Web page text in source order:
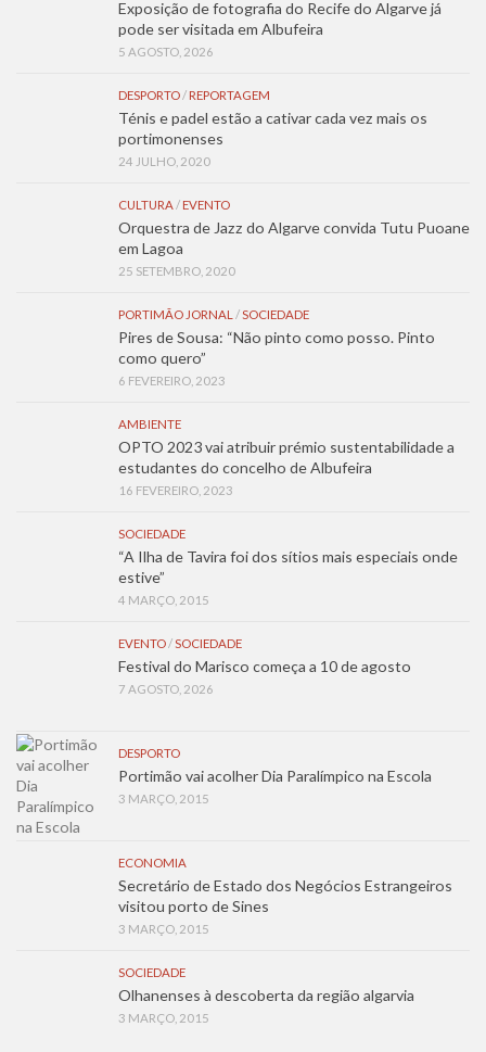
Exposição de fotografia do Recife do Algarve já
pode ser visitada em Albufeira
5 AGOSTO, 2026
DESPORTO/ REPORTAGEM
Ténis e padel estão a cativar cada vez mais os
portimonenses
24 JULHO, 2020
CULTURA/ EVENTO
Orquestra de Jazz do Algarve convida Tutu Puoane
em Lagoa
25 SETEMBRO, 2020
PORTIMÃO JORNAL /SOCIEDADE
Pires de Sousa: “Não pinto como posso. Pinto
como quero”
6 FEVEREIRO, 2023
AMBIENTE
OPTO 2023 vai atribuir prémio sustentabilidade a
estudantes do concelho de Albufeira
16 FEVEREIRO, 2023
SOCIEDADE
“A Ilha de Tavira foi dos sítios mais especiais onde
estive”
4 MARÇO, 2015
EVENTO/SOCIEDADE
Festival do Marisco começa a 10 de agosto
7 AGOSTO, 2026
DESPORTO
Portimão vai acolher Dia Paralímpico na Escola
3 MARÇO, 2015
ECONOMIA
Secretário de Estado dos Negócios Estrangeiros
visitou porto de Sines
3 MARÇO, 2015
SOCIEDADE
Olhanenses à descoberta da região algarvia
3 MARÇO, 2015